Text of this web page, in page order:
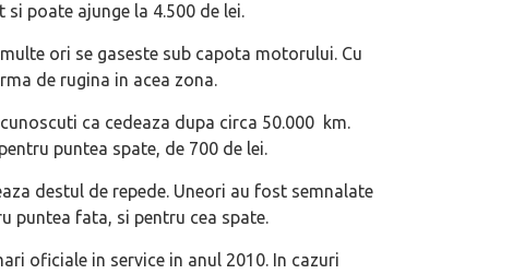
poate ajunge la 4.500 de lei.
ori se gaseste sub capota motorului. Cu
de rugina in acea zona.
ca cedeaza dupa circa 50.000 km.
puntea spate, de 700 de lei.
destul de repede. Uneori au fost semnalate
puntea fata, si pentru cea spate.
oficiale in service in anul 2010. In cazuri